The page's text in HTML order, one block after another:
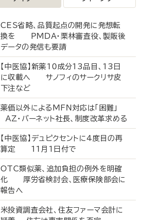
CES省略、品質起点の開発に発想転
換を PMDA・栗林審査役、製販後
データの発信も要請
【中医協】新薬10成分13品目、13日
に収載へ サノフィのサークリサ皮
下注など
薬価以外によるMFN対応は「困難」
AZ・バーネット社長、制度改革求める
【中医協】デュピクセントに4度目の再
算定 11月1日付で
OTC類似薬、追加負担の例外を明確
化 厚労省検討会、医療保険部会に
報告へ
米投資調査会社、住友ファーマ会計に